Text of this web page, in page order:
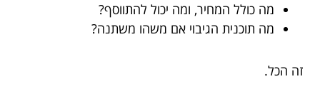
מה כולל המחיר, ומה יכול להתווסף?
מה תוכנית הגיבוי אם משהו משתנה?
זה הכל.